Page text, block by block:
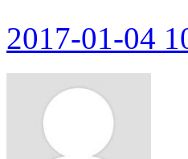
2017-01-04